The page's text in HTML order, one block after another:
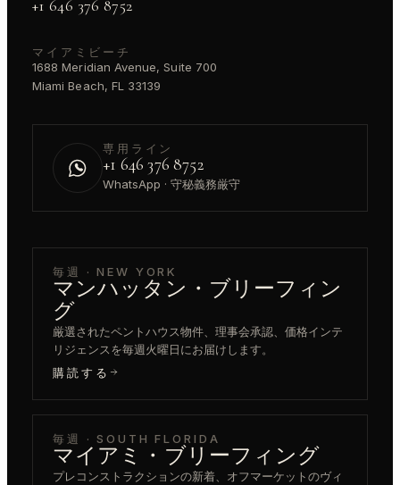
+1 646 376 8752
マイアミビーチ
1688 Meridian Avenue, Suite 700
Miami Beach, FL 33139
専用ライン
+1 646 376 8752
WhatsApp · 守秘義務厳守
毎週 · NEW YORK
マンハッタン・ブリーフィン
グ
厳選されたペントハウス物件、理事会承認、価格インテ
リジェンスを毎週火曜日にお届けします。
購読する
毎週 · SOUTH FLORIDA
マイアミ・ブリーフィング
プレコンストラクションの新着、オフマーケットのヴィ